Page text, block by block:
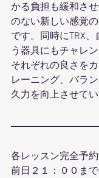
かる負担も緩和さ
のない新しい感覚
です。同時にTRX
う器具にもチャレ
それぞれの良さを
レーニング、バラ
久力を向上させてい
各レッスン完全予約
前日２１：００ま